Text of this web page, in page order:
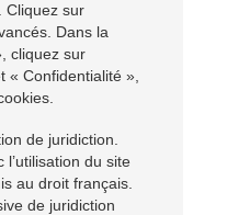
Cliquez sur
Dans la
cliquez sur
« Confidentialité »,
de juridiction.
l’utilisation du site
au droit français.
de juridiction